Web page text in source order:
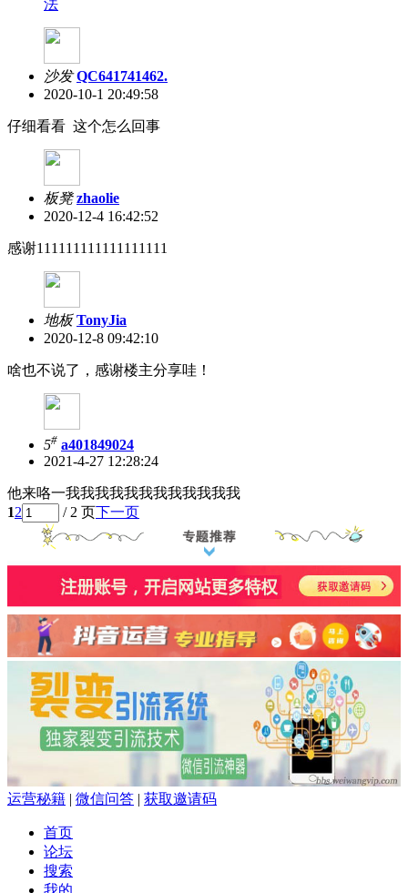
法
沙发 QC641741462.
2020-10-1 20:49:58
仔细看看 这个怎么回事
板凳 zhaolie
2020-12-4 16:42:52
感谢111111111111111111
地板 TonyJia
2020-12-8 09:42:10
啥也不说了，感谢楼主分享哇！
5# a401849024
2021-4-27 12:28:24
他来咯一我我我我我我我我我我我我
12 / 2 页下一页
运营秘籍 | 微信问答 | 获取邀请码
首页
论坛
搜索
我的